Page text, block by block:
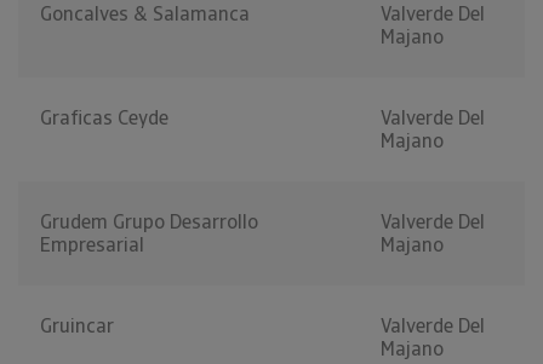
Goncalves & Salamanca
Valverde Del
Majano
Graficas Ceyde
Valverde Del
Majano
Grudem Grupo Desarrollo
Empresarial
Valverde Del
Majano
Gruincar
Valverde Del
Majano